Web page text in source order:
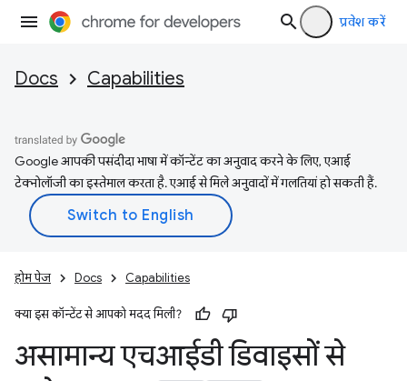
प्रवेश करें
Docs Capabilities
Google आपकी पसंदीदा भाषा में कॉन्टेंट का अनुवाद करने के लिए, एआई
टेक्नोलॉजी का इस्तेमाल करता है. एआई से मिले अनुवादों में गलतियां हो सकती हैं.
होम पेज Docs Capabilities
क्या इस कॉन्टेंट से आपको मदद मिली?
असामान्य एचआईडी डिवाइसों से